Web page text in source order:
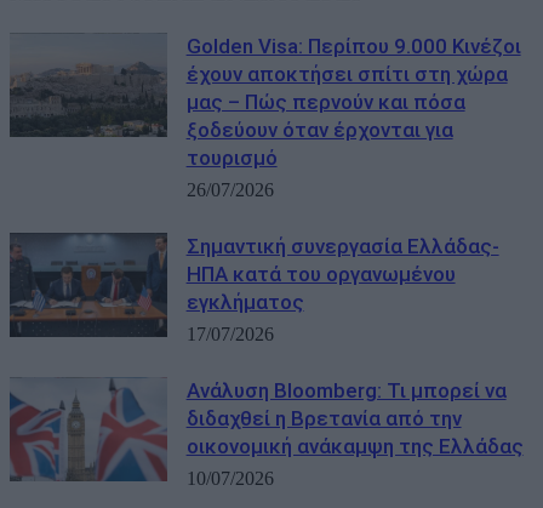
Golden Visa: Περίπου 9.000 Κινέζοι
έχουν αποκτήσει σπίτι στη χώρα
μας – Πώς περνούν και πόσα
ξοδεύουν όταν έρχονται για
τουρισμό
26/07/2026
Σημαντική συνεργασία Ελλάδας-
ΗΠΑ κατά του οργανωμένου
εγκλήματος
17/07/2026
Ανάλυση Bloomberg: Τι μπορεί να
διδαχθεί η Βρετανία από την
οικονομική ανάκαμψη της Ελλάδας
10/07/2026